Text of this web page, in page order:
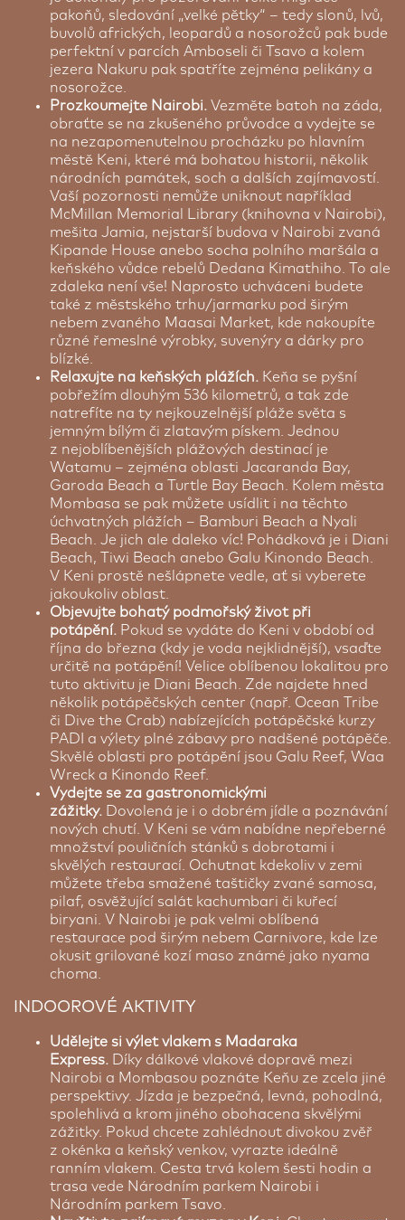
pakoňů, sledování „velké pětky“ – tedy slonů, lvů,
buvolů afrických, leopardů a nosorožců pak bude
perfektní v parcích Amboseli či Tsavo a kolem
jezera Nakuru pak spatříte zejména pelikány a
nosorožce.
Prozkoumejte Nairobi. Vezměte batoh na záda,
obraťte se na zkušeného průvodce a vydejte se
na nezapomenutelnou procházku po hlavním
městě Keni, které má bohatou historii, několik
národních památek, soch a dalších zajímavostí.
Vaší pozornosti nemůže uniknout například
McMillan Memorial Library (knihovna v Nairobi),
mešita Jamia, nejstarší budova v Nairobi zvaná
Kipande House anebo socha polního maršála a
keňského vůdce rebelů Dedana Kimathiho. To ale
zdaleka není vše! Naprosto uchváceni budete
také z městského trhu/jarmarku pod širým
nebem zvaného Maasai Market, kde nakoupíte
různé řemeslné výrobky, suvenýry a dárky pro
blízké.
Relaxujte na keňských plážích. Keňa se pyšní
pobřežím dlouhým 536 kilometrů, a tak zde
natrefíte na ty nejkouzelnější pláže světa s
jemným bílým či zlatavým pískem. Jednou
z nejoblíbenějších plážových destinací je
Watamu – zejména oblasti Jacaranda Bay,
Garoda Beach a Turtle Bay Beach. Kolem města
Mombasa se pak můžete usídlit i na těchto
úchvatných plážích – Bamburi Beach a Nyali
Beach. Je jich ale daleko víc! Pohádková je i Diani
Beach, Tiwi Beach anebo Galu Kinondo Beach.
V Keni prostě nešlápnete vedle, ať si vyberete
jakoukoliv oblast.
Objevujte bohatý podmořský život při
potápění. Pokud se vydáte do Keni v období od
října do března (kdy je voda nejklidnější), vsaďte
určitě na potápění! Velice oblíbenou lokalitou pro
tuto aktivitu je Diani Beach. Zde najdete hned
několik potápěčských center (např. Ocean Tribe
či Dive the Crab) nabízejících potápěčské kurzy
PADI a výlety plné zábavy pro nadšené potápěče.
Skvělé oblasti pro potápění jsou Galu Reef, Waa
Wreck a Kinondo Reef.
Vydejte se za gastronomickými
zážitky.
Dovolená je i o dobrém jídle a poznávání
nových chutí. V Keni se vám nabídne nepřeberné
množství pouličních stánků s dobrotami i
skvělých restaurací. Ochutnat kdekoliv v zemi
můžete třeba smažené taštičky zvané samosa,
pilaf, osvěžující salát kachumbari či kuřecí
biryani. V Nairobi je pak velmi oblíbená
restaurace pod širým nebem Carnivore, kde lze
okusit grilované kozí maso známé jako nyama
choma.
INDOOROVÉ AKTIVITY
Udělejte si výlet vlakem s Madaraka
Express.
Díky dálkové vlakové dopravě mezi
Nairobi a Mombasou poznáte Keňu ze zcela jiné
perspektivy. Jízda je bezpečná, levná, pohodlná,
spolehlivá a krom jiného obohacena skvělými
zážitky. Pokud chcete zahlédnout divokou zvěř
z okénka a keňský venkov, vyrazte ideálně
ranním vlakem. Cesta trvá kolem šesti hodin a
trasa vede Národním parkem Nairobi i
Národním parkem Tsavo.